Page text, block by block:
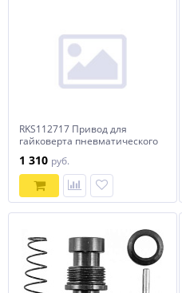
RKS112717 Привод для
гайковерта пневматического
1 310 руб.